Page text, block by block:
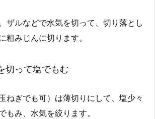
ザルなどで水気を切って、切り落とし
粗みじんに切ります。
切って塩でもむ
ねぎでも可）は薄切りにして、塩少々
もみ、水気を絞ります。